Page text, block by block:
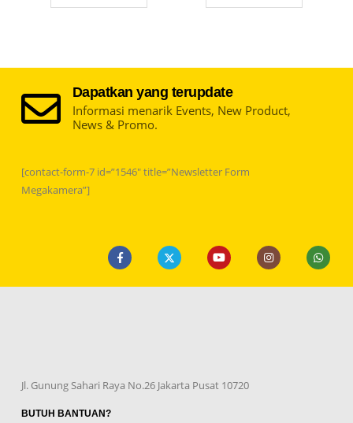
Dapatkan yang terupdate
Informasi menarik Events, New Product,
News & Promo.
[contact-form-7 id=”1546″ title=”Newsletter Form
Megakamera”]
Jl. Gunung Sahari Raya No.26 Jakarta Pusat 10720
BUTUH BANTUAN?